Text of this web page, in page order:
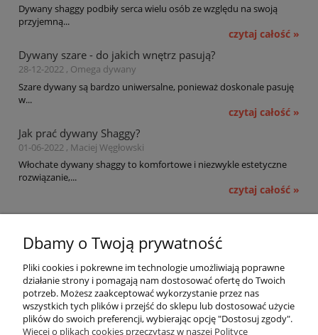
Dywany shaggy podbiły serca wielu osób ze względu na swoją
przyjemną...
czytaj całość »
Dywany szare - do jakich wnętrz pasują?
28-12-2022 , Omega dywany
Szare dywany są bardzo uniwersalne, ponieważ doskonale pasuję
w...
czytaj całość »
Jak prać dywany Shaggy?
01-06-2022 , Maciej Węgłowski
Włochate dywany shaggy to komfortowe i niezwykle estetyczne
rozwiązanie,...
czytaj całość »
Płatności i dostawa
Informacje
Dbamy o Twoją prywatność
Pliki cookies i pokrewne im technologie umożliwiają poprawne
działanie strony i pomagają nam dostosować ofertę do Twoich
potrzeb. Możesz zaakceptować wykorzystanie przez nas
wszystkich tych plików i przejść do sklepu lub dostosować użycie
plików do swoich preferencji, wybierając opcję "Dostosuj zgody".
Więcej o plikach cookies przeczytasz w naszej Polityce